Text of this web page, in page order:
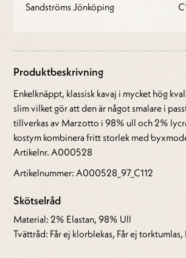
Sandströms Jönköping
Produktbeskrivning
Enkelknäppt, klassisk kavaj i mycket hög
slim vilket gör att den är något smalare i
tillverkas av Marzotto i 98% ull och 2%
kostym kombinera fritt storlek med
Artikelnr. A000528
Artikelnummer: A000528_97_C112
Skötselråd
Material: 2% Elastan, 98% Ull
Tvättråd: Får ej klorblekas, Får ej